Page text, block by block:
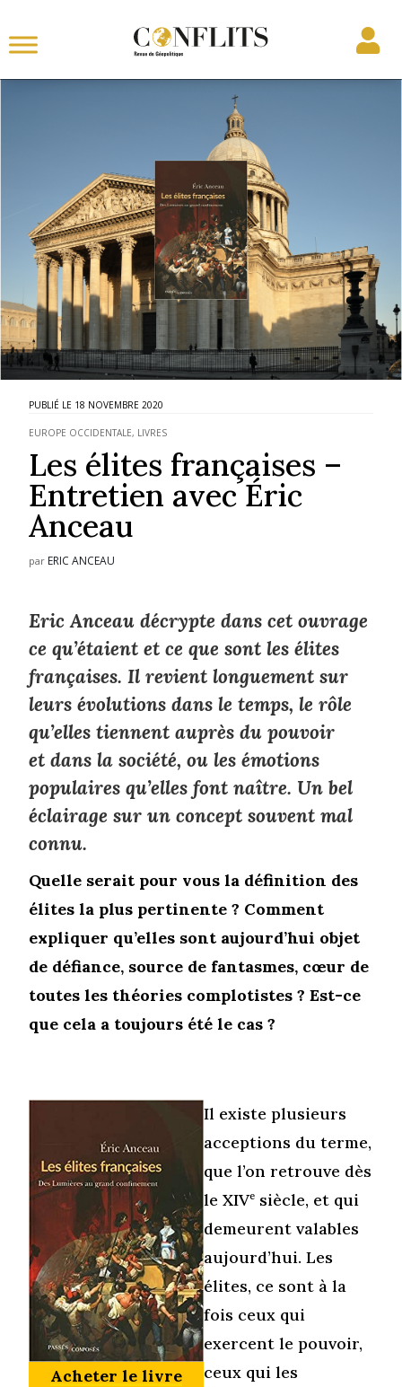
18 NOVEMBRE 2020
EUROPE OCCIDENTALE, LIVRES
Les élites françaises –
Entretien avec Éric
Anceau
par ERIC ANCEAU
Eric Anceau décrypte dans cet ouvrage
ce qu’étaient et ce que sont les élites
françaises. Il revient longuement sur
leurs évolutions dans le temps, le rôle
qu’elles tiennent auprès du pouvoir
et dans la société, ou les émotions
populaires qu’elles font naître. Un bel
éclairage sur un concept souvent mal
connu.
Quelle serait pour vous la définition des
élites la plus pertinente ? Comment
expliquer qu’elles sont aujourd’hui objet
de défiance, source de fantasmes, cœur de
toutes les théories complotistes ? Est-ce
que cela a toujours été le cas ?
Acheter le livre
Il existe plusieurs
acceptions du terme,
que l’on retrouve dès
le XIVe siècle, et qui
demeurent valables
aujourd’hui. Les
élites, ce sont à la
fois ceux qui
exercent le pouvoir,
ceux qui les